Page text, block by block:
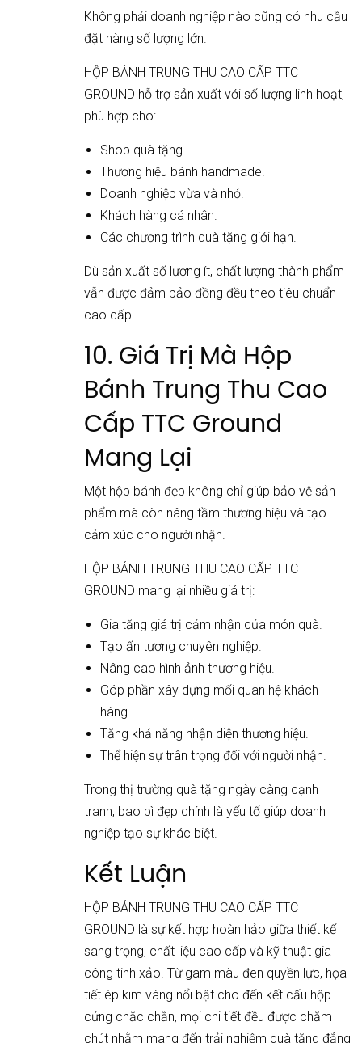
Không phải doanh nghiệp nào cũng có nhu cầu
đặt hàng số lượng lớn.
HỘP BÁNH TRUNG THU CAO CẤP TTC
GROUND hỗ trợ sản xuất với số lượng linh hoạt,
phù hợp cho:
Shop quà tặng.
Thương hiệu bánh handmade.
Doanh nghiệp vừa và nhỏ.
Khách hàng cá nhân.
Các chương trình quà tặng giới hạn.
Dù sản xuất số lượng ít, chất lượng thành phẩm
vẫn được đảm bảo đồng đều theo tiêu chuẩn
cao cấp.
10. Giá Trị Mà Hộp
Bánh Trung Thu Cao
Cấp TTC Ground
Mang Lại
Một hộp bánh đẹp không chỉ giúp bảo vệ sản
phẩm mà còn nâng tầm thương hiệu và tạo
cảm xúc cho người nhận.
HỘP BÁNH TRUNG THU CAO CẤP TTC
GROUND mang lại nhiều giá trị:
Gia tăng giá trị cảm nhận của món quà.
Tạo ấn tượng chuyên nghiệp.
Nâng cao hình ảnh thương hiệu.
Góp phần xây dựng mối quan hệ khách
hàng.
Tăng khả năng nhận diện thương hiệu.
Thể hiện sự trân trọng đối với người nhận.
Trong thị trường quà tặng ngày càng cạnh
tranh, bao bì đẹp chính là yếu tố giúp doanh
nghiệp tạo sự khác biệt.
Kết Luận
HỘP BÁNH TRUNG THU CAO CẤP TTC
GROUND là sự kết hợp hoàn hảo giữa thiết kế
sang trọng, chất liệu cao cấp và kỹ thuật gia
công tinh xảo. Từ gam màu đen quyền lực, họa
tiết ép kim vàng nổi bật cho đến kết cấu hộp
cứng chắc chắn, mọi chi tiết đều được chăm
chút nhằm mang đến trải nghiệm quà tặng đẳng